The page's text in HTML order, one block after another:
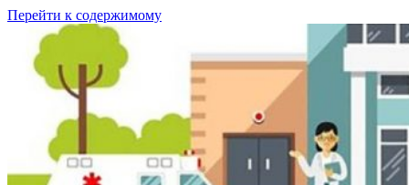
Перейти к содержимому